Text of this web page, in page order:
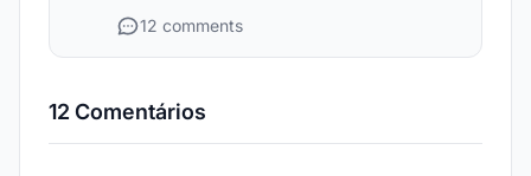
12 comments
12 Comentários